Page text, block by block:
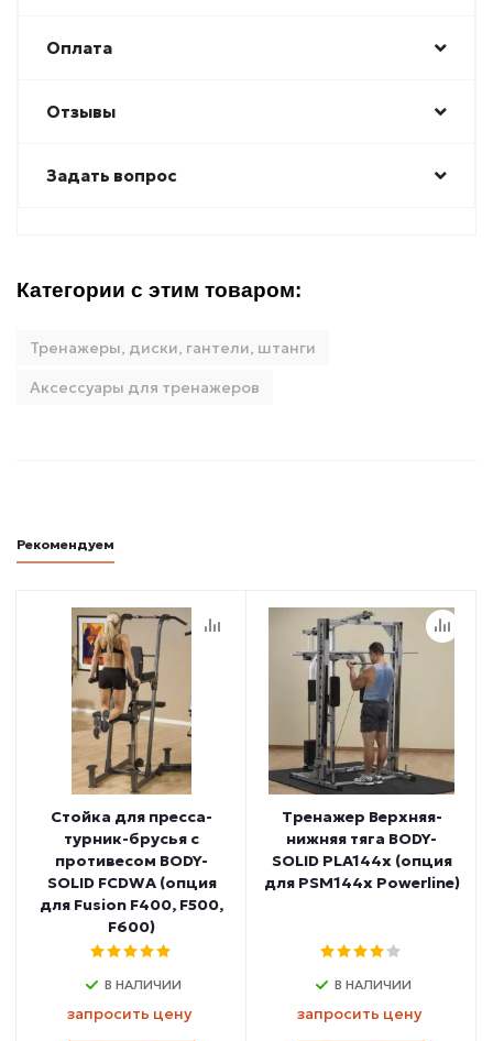
Оплата
Отзывы
Задать вопрос
Категории с этим товаром:
Тренажеры, диски, гантели, штанги
Аксессуары для тренажеров
Рекомендуем
Стойка для пресса-
турник-брусья с
противесом BODY-
SOLID FCDWA (опция
для Fusion F400, F500,
F600)
В НАЛИЧИИ
запросить цену
Тренажер Верхняя-
нижняя тяга BODY-
SOLID PLA144x (опция
для PSM144x Powerline)
В НАЛИЧИИ
запросить цену